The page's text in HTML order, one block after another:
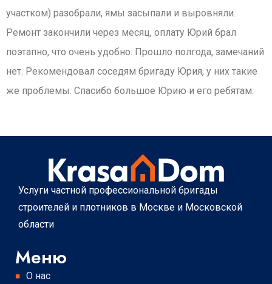
участком) разобрали, ямы засыпали и выровняли.
Ремонт закончили через месяц, оплату Юрий брал
поэтапно, что очень удобно. Прошло полгода, замечаний
нет. Рекомендовал соседям бригаду Юрия, у них такие
же проблемы. Спасибо большое Юрию и его ребятам.
Услуги частной профессиональной бригады
строителей и плотников в Москве и Московской
области
Меню
О нас